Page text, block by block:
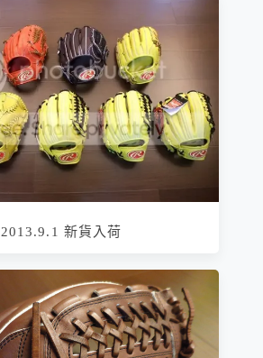
2013.9.1 新貨入荷